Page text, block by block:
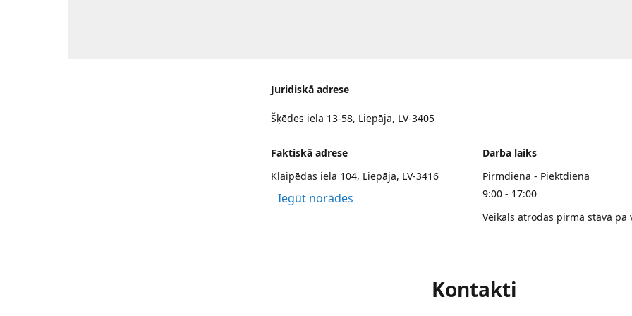
Juridiskā adrese
Šķēdes iela 13-58, Liepāja, LV-3405
Faktiskā adrese
Klaipēdas iela 104, Liepāja, LV-3416
Iegūt norādes
Darba laiks
Pirmdiena - Piektdiena
9:00 - 17:00
Veikals atrodas pirmā stāvā pa
Kontakti